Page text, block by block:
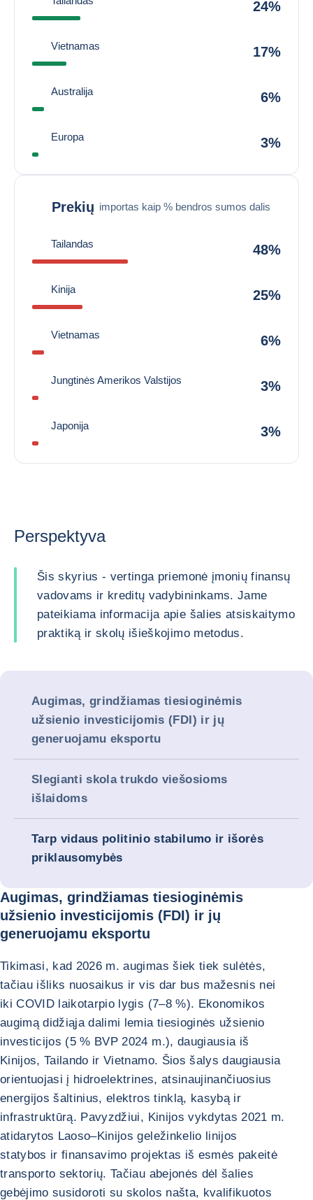
24%
Vietnamas 17%
Australija 6%
Europa 3%
Prekių importas kaip % bendros sumos dalis
Tailandas 48%
Kinija 25%
Vietnamas 6%
Jungtinės Amerikos Valstijos 3%
Japonija 3%
Perspektyva
Šis skyrius - vertinga priemonė įmonių finansų
vadovams ir kreditų vadybininkams. Jame
pateikiama informacija apie šalies atsiskaitymo
praktiką ir skolų išieškojimo metodus.
Augimas, grindžiamas tiesioginėmis
užsienio investicijomis (FDI) ir jų
generuojamu eksportu
Slegianti skola trukdo viešosioms
išlaidoms
Tarp vidaus politinio stabilumo ir išorės
priklausomybės
Augimas, grindžiamas tiesioginėmis
užsienio investicijomis (FDI) ir jų
generuojamu eksportu
Tikimasi, kad 2026 m. augimas šiek tiek sulėtės,
tačiau išliks nuosaikus ir vis dar bus mažesnis nei
iki COVID laikotarpio lygis (7–8 %). Ekonomikos
augimą didžiąja dalimi lemia tiesioginės užsienio
investicijos (5 % BVP 2024 m.), daugiausia iš
Kinijos, Tailando ir Vietnamo. Šios šalys daugiausia
orientuojasi į hidroelektrines, atsinaujinančiuosius
energijos šaltinius, elektros tinklą, kasybą ir
infrastruktūrą. Pavyzdžiui, Kinijos vykdytas 2021 m.
atidarytos Laoso–Kinijos geležinkelio linijos
statybos ir finansavimo projektas iš esmės pakeitė
transporto sektorių. Tačiau abejonės dėl šalies
gebėjimo susidoroti su skolos našta, kvalifikuotos